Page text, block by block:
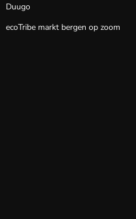
Duugo
ecoTribe markt bergen op zoom